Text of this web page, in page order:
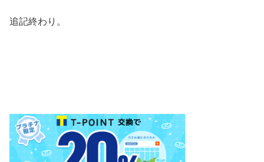
追記終わり。